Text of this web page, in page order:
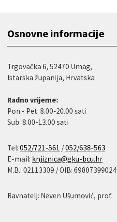
Osnovne informacije
Trgovačka 6, 52470 Umag,
Istarska županija, Hrvatska
Radno vrijeme:
Pon - Pet: 8.00-20.00 sati
Sub: 8.00-13.00 sati
Tel: 052/721-561 /052/638-563
E-mail: knjiznica@gku-bcu.hr
M.B.: 02113309 / OIB: 69807399024
Ravnatelj: Neven Ušumović, prof.